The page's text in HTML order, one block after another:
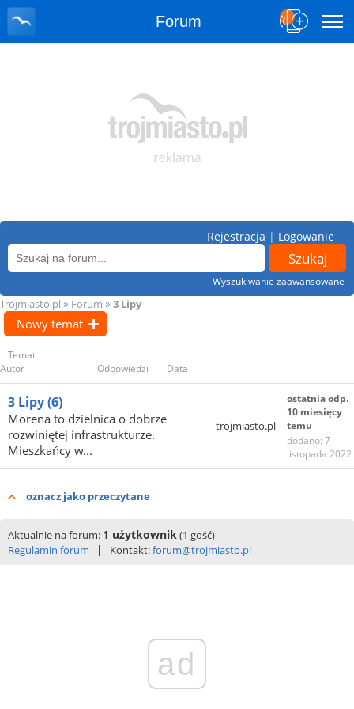
Forum
Wyszukiwanie zaawansowane
Rejestracja | Logowanie
Trojmiasto.pl » Forum » 3 Lipy
Nowy temat
Temat
Autor
Odpowiedzi Data
3 Lipy(6)
Morena to dzielnica o dobrze
rozwiniętej infrastrukturze.
Mieszkańcy w...
trojmiasto.pl
ostatnia odp.
10 miesięcy
temu
dodano: 7
listopada 2022
oznacz jako przeczytane
Aktualnie na forum: 1 użytkownik(1 gość)
Regulamin forum
| Kontakt:forum@trojmiasto.pl
ad